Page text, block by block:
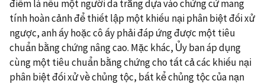
điểm là nếu một người da trắng dựa vào chứng cứ mang
tính hoàn cảnh để thiết lập một khiếu nại phân biệt đối xử
ngược, anh ấy hoặc cô ấy phải đáp ứng được một tiêu
chuẩn bằng chứng nâng cao. Mặc khác, Ủy ban áp dụng
cùng một tiêu chuẩn bằng chứng cho tất cả các khiếu nại
phân biệt đối xử về chủng tộc, bất kể chủng tộc của nạn